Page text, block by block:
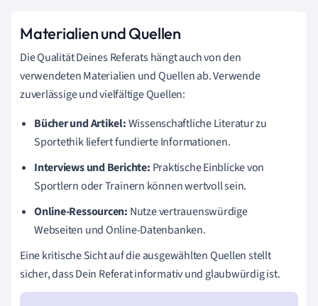
Materialien und Quellen
Die Qualität Deines Referats hängt auch von den
verwendeten Materialien und Quellen ab. Verwende
zuverlässige und vielfältige Quellen:
Bücher und Artikel:Wissenschaftliche Literatur zu
Sportethik liefert fundierte Informationen.
Interviews und Berichte: Praktische Einblicke von
Sportlern oder Trainern können wertvoll sein.
Online-Ressourcen: Nutze vertrauenswürdige
Webseiten und Online-Datenbanken.
Eine kritische Sicht auf die ausgewählten Quellen stellt
sicher, dass Dein Referat informativ und glaubwürdig ist.